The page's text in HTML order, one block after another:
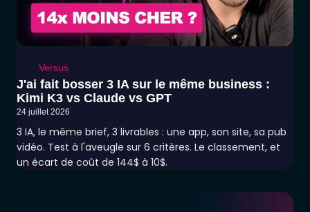
Versus
J'ai fait bosser 3 IA sur le même business :
Kimi K3 vs Claude vs GPT
24 juillet 2026
3 IA, le même brief, 3 livrables : une app, son site, sa pub
vidéo. Test à l'aveugle sur 6 critères. Le classement, et
un écart de coût de 144$ à 10$.